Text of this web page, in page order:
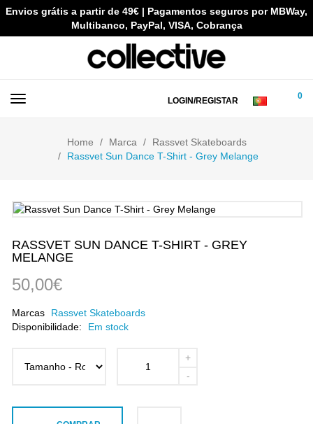
Envios grátis a partir de 49€ | Pagamentos seguros por MBWay,
Multibanco, PayPal, VISA, Cobrança
LOGIN/REGISTAR 0
Home Marca
Rassvet Skateboards
Rassvet Sun Dance T-Shirt - Grey Melange
RASSVET SUN DANCE T-SHIRT - GREY
MELANGE
50,00€
Marcas
Rassvet Skateboards
Disponibilidade:
Em stock